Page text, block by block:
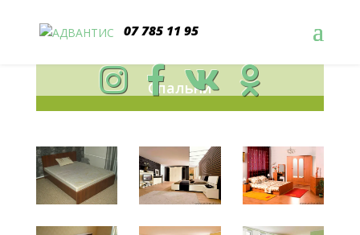
07 785 11 95
Спальни